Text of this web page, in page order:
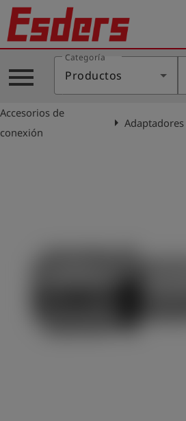
Productos
Blog
Aplicaciones
menu
Categoría
Productos
Accesorios de
conexión
arrow_rightAdaptadores